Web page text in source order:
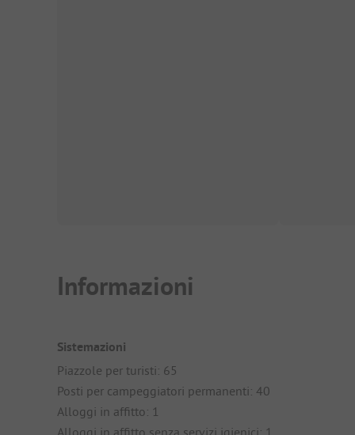
Informazioni
Sistemazioni
Piazzole per turisti: 65
Posti per campeggiatori permanenti: 40
Alloggi in affitto: 1
Alloggi in affitto senza servizi igienici: 1